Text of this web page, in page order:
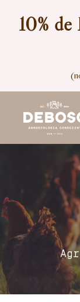
10%
Nosaltres
Carret